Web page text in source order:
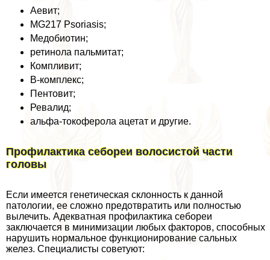
Аевит;
MG217 Psoriasis;
Медобиотин;
ретинола пальмитат;
Компливит;
В-комплекс;
Пентовит;
Ревалид;
альфа-токоферола ацетат и другие.
Профилактика себореи волосистой части
головы
Если имеется генетическая склонность к данной
патологии, ее сложно предотвратить или полностью
вылечить. Адекватная профилактика себореи
заключается в минимизации любых факторов, способных
нарушить нормальное функционирование сальных
желез. Специалисты советуют: